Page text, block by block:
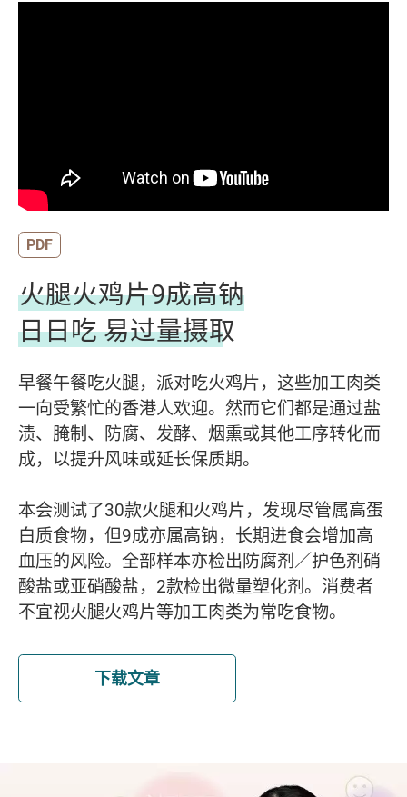
PDF
火腿火鸡片9成高钠
日日吃 易过量摄取
早餐午餐吃火腿，派对吃火鸡片，这些加工肉类
一向受繁忙的香港人欢迎。然而它们都是通过盐
渍、腌制、防腐、发酵、烟熏或其他工序转化而
成，以提升风味或延长保质期。
本会测试了30款火腿和火鸡片，发现尽管属高蛋
白质食物，但9成亦属高钠，长期进食会增加高
血压的风险。全部样本亦检出防腐剂／护色剂硝
酸盐或亚硝酸盐，2款检出微量塑化剂。消费者
不宜视火腿火鸡片等加工肉类为常吃食物。
下载文章